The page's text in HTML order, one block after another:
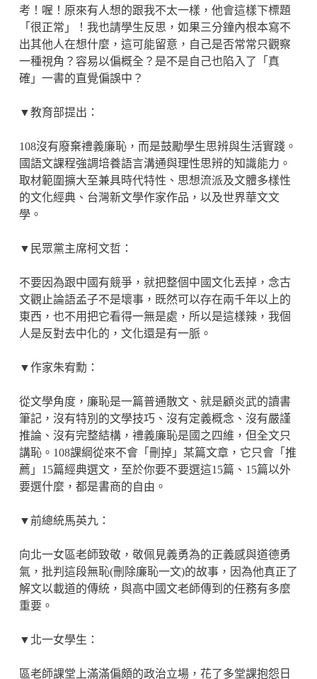
考！喔！原來有人想的跟我不太一樣，他會這樣下標題
「很正常」！我也請學生反思，如果三分鐘內根本寫不
出其他人在想什麼，這可能留意，自己是否常常只觀察
一種視角？容易以偏概全？是不是自己也陷入了「真
確」一書的直覺偏誤中？
▼教育部提出：
108沒有廢棄禮義廉恥，而是鼓勵學生思辨與生活實踐。
國語文課程強調培養語言溝通與理性思辨的知識能力。
取材範圍擴大至兼具時代特性、思想流派及文體多樣性
的文化經典、台灣新文學作家作品，以及世界華文文
學。
▼民眾黨主席柯文哲：
不要因為跟中國有競爭，就把整個中國文化丟掉，念古
文觀止論語孟子不是壞事，既然可以存在兩千年以上的
東西，也不用把它看得一無是處，所以是這樣辣，我個
人是反對去中化的，文化還是有一脈。
▼作家朱宥勳：
從文學角度，廉恥是一篇普通散文、就是顧炎武的讀書
筆記，沒有特別的文學技巧、沒有定義概念、沒有嚴謹
推論、沒有完整結構，禮義廉恥是國之四維，但全文只
講恥。108課綱從來不會「刪掉」某篇文章，它只會「推
薦」15篇經典選文，至於你要不要選這15篇、15篇以外
要選什麼，都是書商的自由。
▼前總統馬英九：
向北一女區老師致敬，敬佩見義勇為的正義感與道德勇
氣，批判這段無恥(刪除廉恥一文)的故事，因為他真正了
解文以載道的傳統，與高中國文老師傳到的任務有多麼
重要。
▼北一女學生：
區老師課堂上滿滿偏頗的政治立場，花了多堂課抱怨日